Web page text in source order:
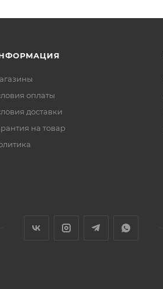
оплаты
доставки
на товар